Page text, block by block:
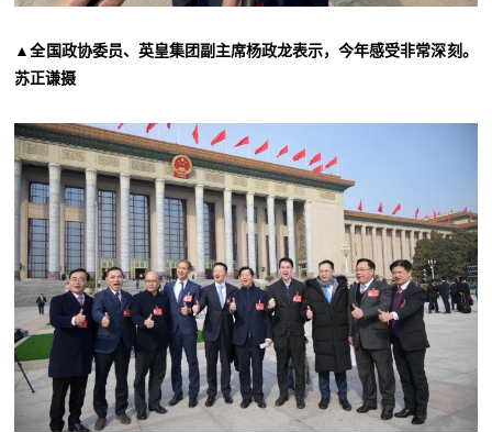
▲全国政协委员、英皇集团副主席杨政龙表示，今年感受非常深刻。
苏正谦摄